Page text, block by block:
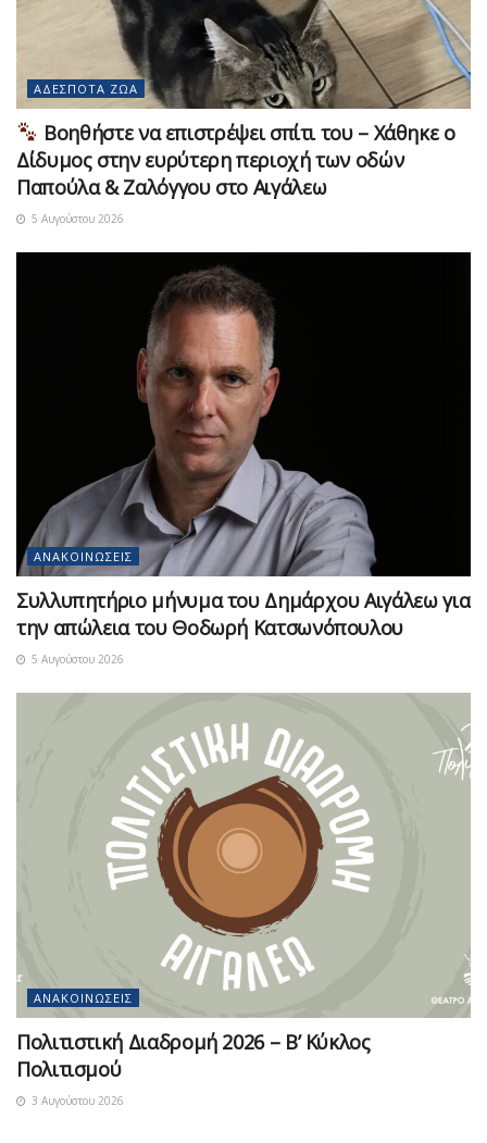
ΑΔΈΣΠΟΤΑ ΖΏΑ
Βοηθήστε να επιστρέψει σπίτι του – Χάθηκε ο
Δίδυμος στην ευρύτερη περιοχή των οδών
Παπούλα & Ζαλόγγου στο Αιγάλεω
5 Αυγούστου 2026
ΑΝΑΚΟΙΝΏΣΕΙΣ
Συλλυπητήριο μήνυμα του Δημάρχου Αιγάλεω για
την απώλεια του Θοδωρή Κατσωνόπουλου
5 Αυγούστου 2026
ΑΝΑΚΟΙΝΏΣΕΙΣ
Πολιτιστική Διαδρομή 2026 – Β’ Κύκλος
Πολιτισμού
3 Αυγούστου 2026